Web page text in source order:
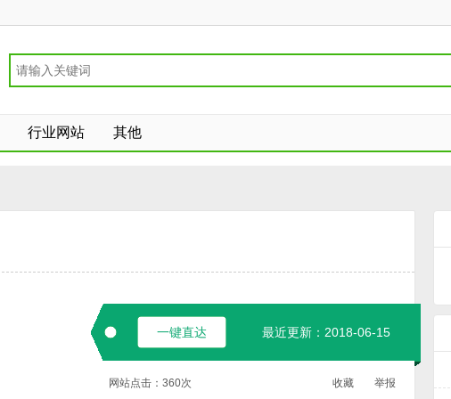
行业网站 其他
一键直达 最近更新：2018-06-15
网站点击： 360次 收藏 举报